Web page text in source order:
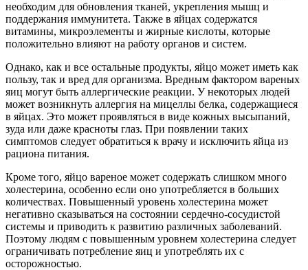
необходим для обновления тканей, укрепления мышц и
поддержания иммунитета. Также в яйцах содержатся
витамины, микроэлементы и жирные кислоты, которые
положительно влияют на работу органов и систем.
Однако, как и все остальные продукты, яйцо может иметь как
пользу, так и вред для организма. Вредным фактором вареных
яиц могут быть аллергические реакции. У некоторых людей
может возникнуть аллергия на мицеллы белка, содержащиеся
в яйцах. Это может проявляться в виде кожных высыпаний,
зуда или даже красноты глаз. При появлении таких
симптомов следует обратиться к врачу и исключить яйца из
рациона питания.
Кроме того, яйцо вареное может содержать слишком много
холестерина, особенно если оно употребляется в больших
количествах. Повышенный уровень холестерина может
негативно сказываться на состоянии сердечно-сосудистой
системы и приводить к развитию различных заболеваний.
Поэтому людям с повышенным уровнем холестерина следует
ограничивать потребление яиц и употреблять их с
осторожностью.